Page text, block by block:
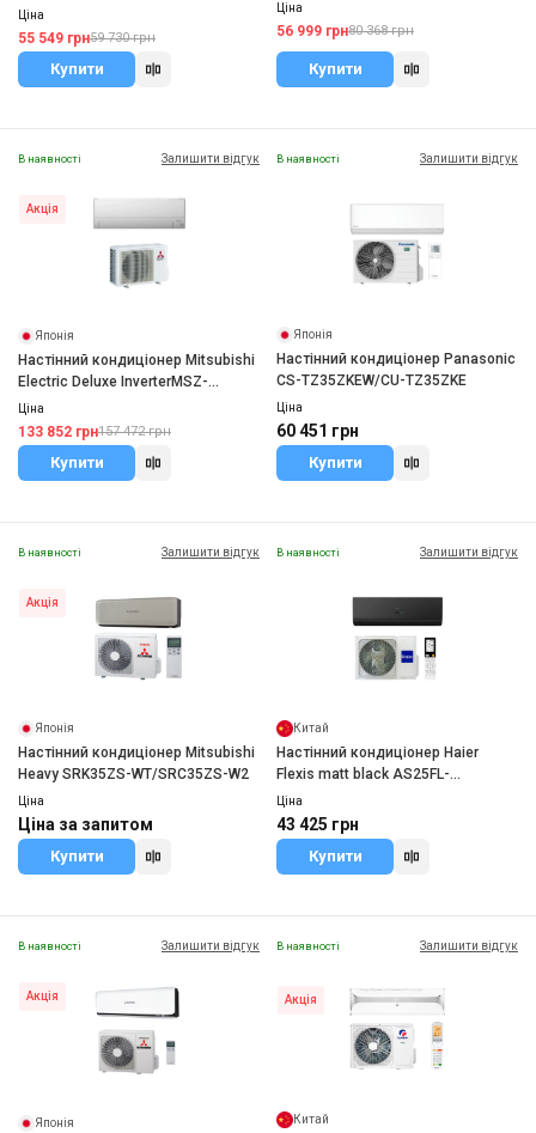
Ціна
55 549 грн59 730 грн
Купити
Ціна
56 999 грн80 368 грн
Купити
В наявності Залишити відгук
Акція
Японія
Настінний кондиціонер Mitsubishi
Electric Deluxe InverterMSZ-
RW35VG/MUZ-RW35VGHZ
Ціна
133 852 грн157 472 грн
Купити
В наявності Залишити відгук
Японія
Настінний кондиціонер Panasonic
CS-TZ35ZKEW/CU-TZ35ZKE
Ціна
60 451 грн
Купити
В наявності Залишити відгук
Акція
Японія
Настінний кондиціонер Mitsubishi
Heavy SRK35ZS-WT/SRC35ZS-W2
Ціна
Ціна за запитом
Купити
В наявності Залишити відгук
Китай
Настінний кондиціонер Haier
Flexis matt black AS25FL-
B/1U25MEHFRA-1
Ціна
43 425 грн
Купити
В наявності Залишити відгук
Акція
Японія
В наявності Залишити відгук
Акція
Китай